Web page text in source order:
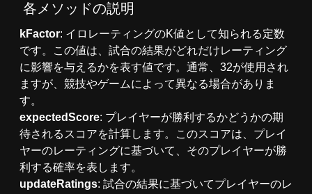
各メソッドの説明
kFactor: イロレーティングのK値として知られる定数
です。この値は、試合の結果がどれだけレーティング
に影響を与えるかを表す値です。通常、32が使用され
ますが、競技やゲームによって異なる場合がありま
す。
expectedScore: プレイヤーが勝利するかどうかの期
待されるスコアを計算します。このスコアは、プレイ
ヤーのレーティングに基づいて、そのプレイヤーが勝
利する確率を表します。
updateRatings: 試合の結果に基づいてプレイヤーのレ